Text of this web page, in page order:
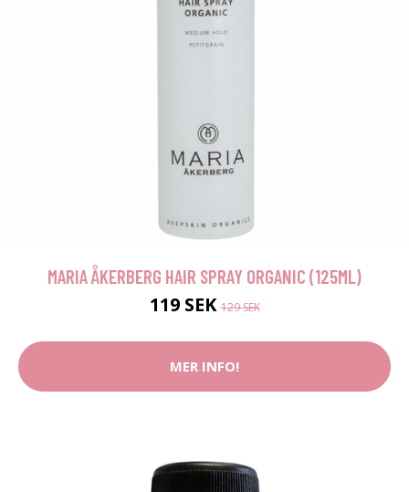
MARIA ÅKERBERG HAIR SPRAY ORGANIC (125ML)
119 SEK129 SEK
MER INFO!